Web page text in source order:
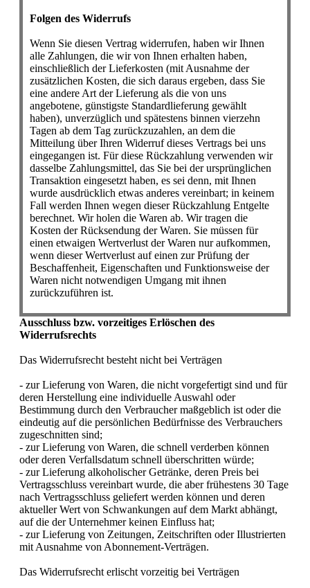
Folgen des Widerrufs
Wenn Sie diesen Vertrag widerrufen, haben wir Ihnen
alle Zahlungen, die wir von Ihnen erhalten haben,
einschließlich der Lieferkosten (mit Ausnahme der
zusätzlichen Kosten, die sich daraus ergeben, dass Sie
eine andere Art der Lieferung als die von uns
angebotene, günstigste Standardlieferung gewählt
haben), unverzüglich und spätestens binnen vierzehn
Tagen ab dem Tag zurückzuzahlen, an dem die
Mitteilung über Ihren Widerruf dieses Vertrags bei uns
eingegangen ist. Für diese Rückzahlung verwenden wir
dasselbe Zahlungsmittel, das Sie bei der ursprünglichen
Transaktion eingesetzt haben, es sei denn, mit Ihnen
wurde ausdrücklich etwas anderes vereinbart; in keinem
Fall werden Ihnen wegen dieser Rückzahlung Entgelte
berechnet. Wir holen die Waren ab. Wir tragen die
Kosten der Rücksendung der Waren. Sie müssen für
einen etwaigen Wertverlust der Waren nur aufkommen,
wenn dieser Wertverlust auf einen zur Prüfung der
Beschaffenheit, Eigenschaften und Funktionsweise der
Waren nicht notwendigen Umgang mit ihnen
zurückzuführen ist.
Ausschluss bzw. vorzeitiges Erlöschen des
Widerrufsrechts
Das Widerrufsrecht besteht nicht bei Verträgen
- zur Lieferung von Waren, die nicht vorgefertigt sind und für
deren Herstellung eine individuelle Auswahl oder
Bestimmung durch den Verbraucher maßgeblich ist oder die
eindeutig auf die persönlichen Bedürfnisse des Verbrauchers
zugeschnitten sind;
- zur Lieferung von Waren, die schnell verderben können
oder deren Verfallsdatum schnell überschritten würde;
- zur Lieferung alkoholischer Getränke, deren Preis bei
Vertragsschluss vereinbart wurde, die aber frühestens 30 Tage
nach Vertragsschluss geliefert werden können und deren
aktueller Wert von Schwankungen auf dem Markt abhängt,
auf die der Unternehmer keinen Einfluss hat;
- zur Lieferung von Zeitungen, Zeitschriften oder Illustrierten
mit Ausnahme von Abonnement-Verträgen.
Das Widerrufsrecht erlischt vorzeitig bei Verträgen